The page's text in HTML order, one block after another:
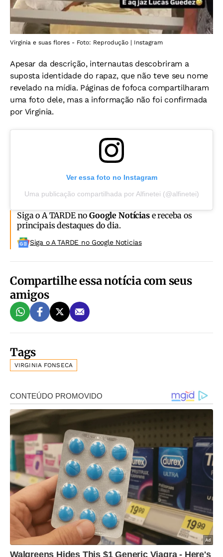
Virginia e suas flores - Foto: Reprodução | Instagram
Apesar da descrição, internautas descobriram a
suposta identidade do rapaz, que não teve seu nome
revelado na mídia. Páginas de fofoca compartilharam
uma foto dele, mas a informação não foi confirmada
por Virginia.
Ver essa foto no Instagram
Uma publicação compartilhada por Alfinetei (@alfinetei)
Siga o A TARDE noGoogle Notíciase receba os
principais destaques do dia.
Siga o A TARDE no Google Noticias
Compartilhe essa notícia com seus
amigos
Tags
VIRGINIA FONSECA